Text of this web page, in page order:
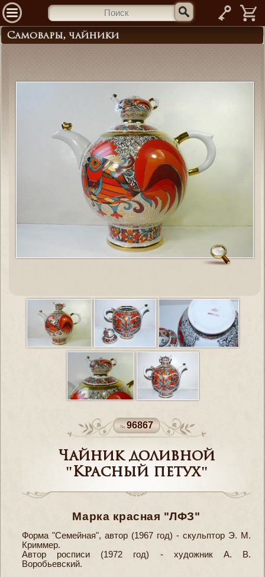
—
Самовары, чайники
96867
Чайник доливной
"Красный петух"
Марка красная "ЛФЗ"
Форма "Семейная", автор (1967 год) - скульптор Э. М.
Криммер.
Автор росписи (1972 год) - художник А. В.
Воробьевский.